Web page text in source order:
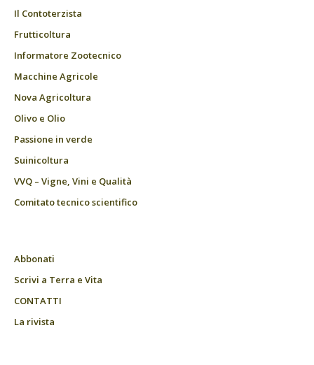
Il Contoterzista
Frutticoltura
Informatore Zootecnico
Macchine Agricole
Nova Agricoltura
Olivo e Olio
Passione in verde
Suinicoltura
VVQ – Vigne, Vini e Qualità
Comitato tecnico scientifico
Abbonati
Scrivi a Terra e Vita
CONTATTI
La rivista